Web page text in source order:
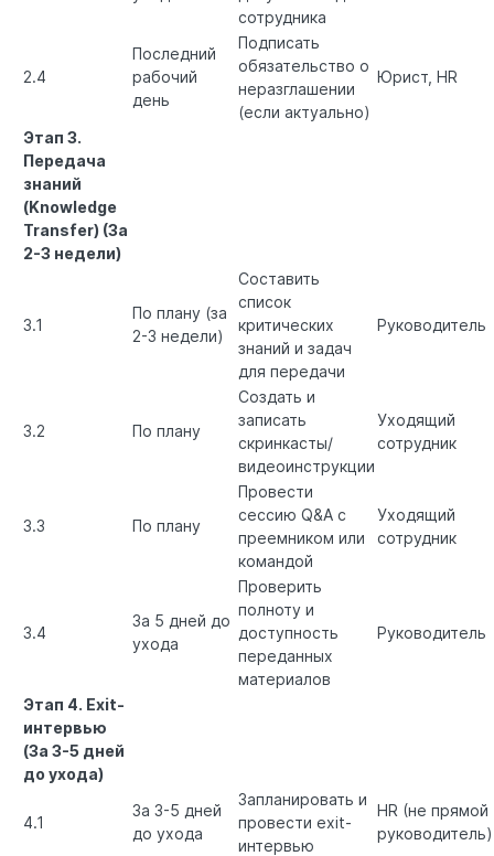
сотрудника
2.4
Последний
рабочий
день
Подписать
обязательство о
неразглашении
(если актуально)
Юрист, HR
Этап 3.
Передача
знаний
(Knowledge
Transfer) (За
2-3 недели)
3.1
По плану (за
2-3 недели)
Составить
список
критических
знаний и задач
для передачи
Руководитель
3.2 По плану
Создать и
записать
скринкасты/
видеоинструкции
Уходящий
сотрудник
3.3 По плану
Провести
сессию Q&A с
преемником или
командой
Уходящий
сотрудник
3.4
За 5 дней до
ухода
Проверить
полноту и
доступность
переданных
материалов
Руководитель
Этап 4. Exit-
интервью
(За 3-5 дней
до ухода)
4.1
За 3-5 дней
до ухода
Запланировать и
провести exit-
интервью
HR (не прямой
руководитель)